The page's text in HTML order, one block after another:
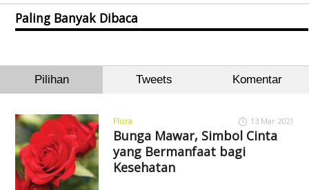
Paling Banyak Dibaca
Pilihan Tweets Komentar
Flora 13 Mar 2021
Bunga Mawar, Simbol Cinta
yang Bermanfaat bagi
Kesehatan